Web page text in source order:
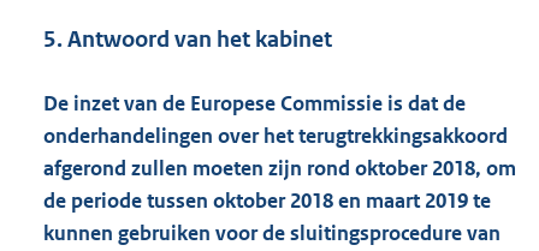
5. Antwoord van het kabinet
De inzet van de Europese Commissie is dat de
onderhandelingen over het terugtrekkingsakkoord
afgerond zullen moeten zijn rond oktober 2018, om
de periode tussen oktober 2018 en maart 2019 te
kunnen gebruiken voor de sluitingsprocedure van